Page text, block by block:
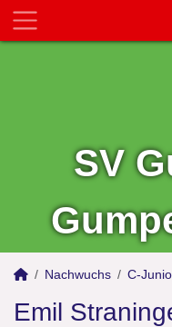
SV
Nachwuchs C-
Emil